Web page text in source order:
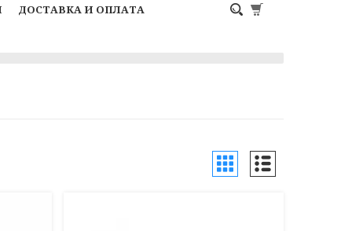
ДОСТАВКА И ОПЛАТА